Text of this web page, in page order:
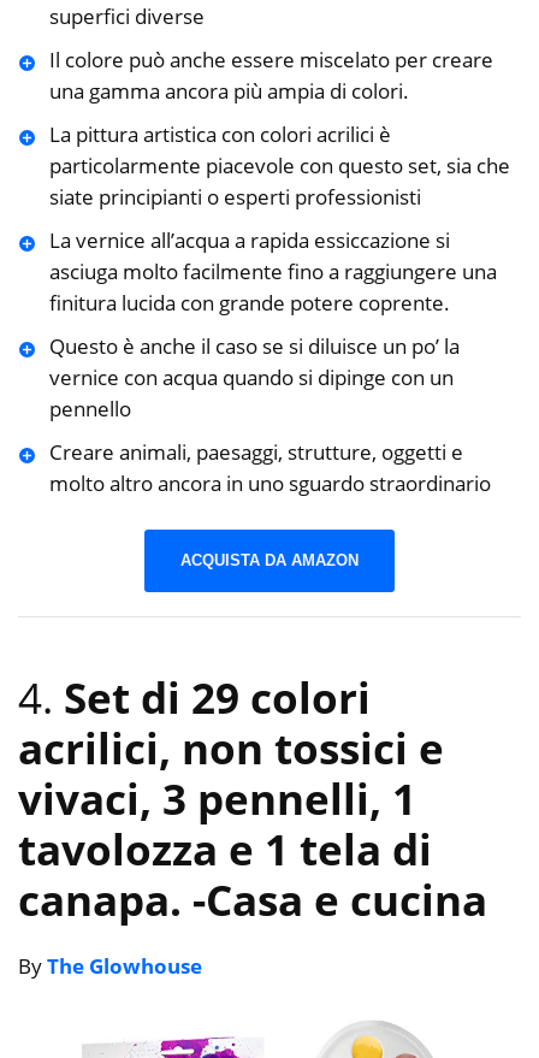
superfici diverse
Il colore può anche essere miscelato per creare
una gamma ancora più ampia di colori.
La pittura artistica con colori acrilici è
particolarmente piacevole con questo set, sia che
siate principianti o esperti professionisti
La vernice all’acqua a rapida essiccazione si
asciuga molto facilmente fino a raggiungere una
finitura lucida con grande potere coprente.
Questo è anche il caso se si diluisce un po’ la
vernice con acqua quando si dipinge con un
pennello
Creare animali, paesaggi, strutture, oggetti e
molto altro ancora in uno sguardo straordinario
ACQUISTA DA AMAZON
4. Set di 29 colori
acrilici, non tossici e
vivaci, 3 pennelli, 1
tavolozza e 1 tela di
canapa. -Casa e cucina
ByThe Glowhouse